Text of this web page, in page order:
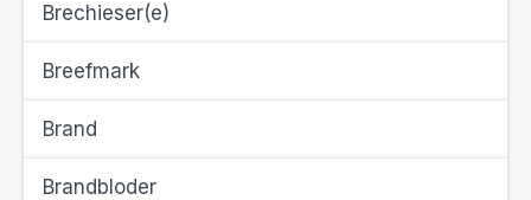
Brechieser(e)
Breefmark
Brand
Brandbloder